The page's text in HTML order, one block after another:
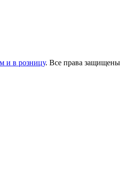
и в розницу. Все права защищены